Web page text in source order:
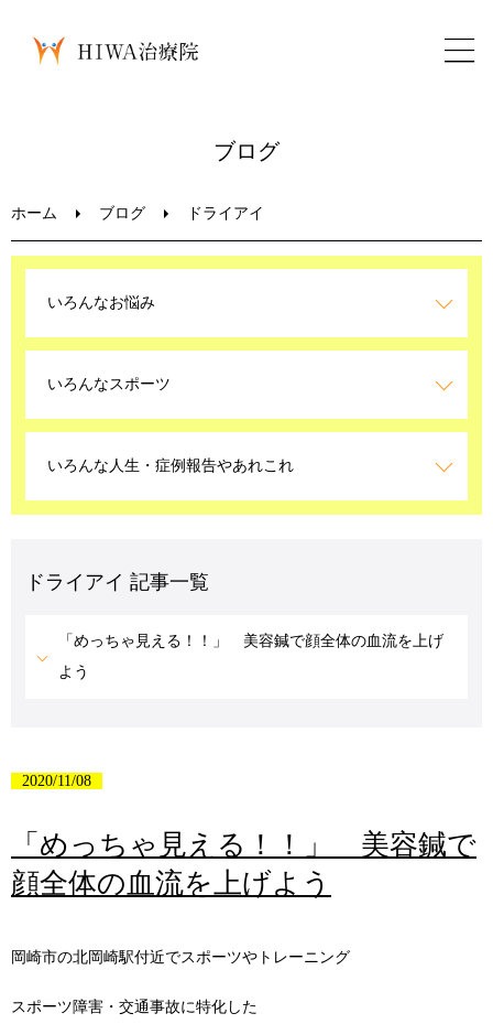
LINEお問い合わせ
ブログ
ホーム ブログ ドライアイ
いろんなお悩み
いろんなスポーツ
いろんな人生・症例報告やあれこれ
ドライアイ 記事一覧
「めっちゃ見える！！」 美容鍼で顔全体の血流を上げ
よう
2020/11/08
「めっちゃ見える！！」 美容鍼で
顔全体の血流を上げよう
岡崎市の北岡崎駅付近でスポーツやトレーニング
スポーツ障害・交通事故に特化した